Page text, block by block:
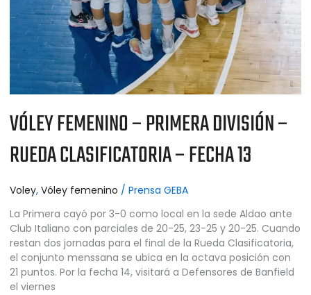
VÓLEY FEMENINO – PRIMERA DIVISIÓN –
RUEDA CLASIFICATORIA – FECHA 13
Voley, Vóley femenino / Prensa GEBA
La Primera cayó por 3-0 como local en la sede Aldao ante
Club Italiano con parciales de 20-25, 23-25 y 20-25. Cuando
restan dos jornadas para el final de la Rueda Clasificatoria,
el conjunto menssana se ubica en la octava posición con
21 puntos. Por la fecha 14, visitará a Defensores de Banfield
el viernes